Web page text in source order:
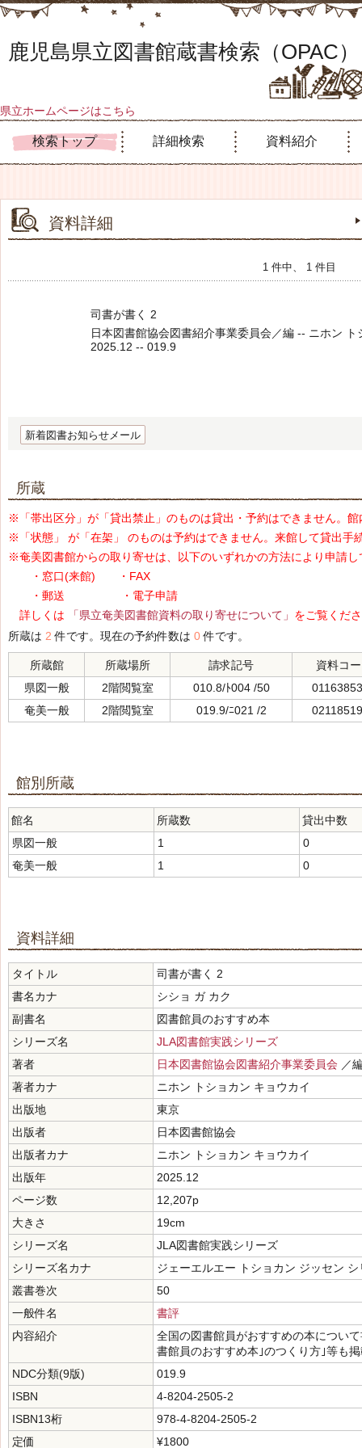
鹿児島県立図書館蔵書検索（OPAC）
県立ホームページはこちら
検索トップ 詳細検索 資料紹介
資料詳細
1 件中、 1 件目
司書が書く 2
日本図書館協会図書紹介事業委員会／編 -- ニホン
2025.12 -- 019.9
新着図書お知らせメール
所蔵
※「帯出区分」が「貸出禁止」のものは貸出・予約はできません。
※「状態」 が「在架」 のものは予約はできません。来館して貸出手
※奄美図書館からの取り寄せは、以下のいずれかの方法により申請し
・窓口(来館) ・FAX
・郵送 ・電子申請
詳しくは
「県立奄美図書館資料の取り寄せについて」 をご覧くだ
所蔵は 2 件です。現在の予約件数は 0件です。
所蔵館 所蔵場所 請求記号
資料コ
県図一般
2階閲覧室 010.8/ﾄ004 /50
奄美一般
2階閲覧室 019.9/ﾆ021 /2
館別所蔵
館名 所蔵数
貸出中数
県図一般
1
0
奄美一般
1 0
資料詳細
タイトル
司書が書く 2
書名カナ
シショ ガ カク
副書名
図書館員のおすすめ本
シリーズ名
JLA図書館実践シリーズ
著者
日本図書館協会図書紹介事業委員会 ／
著者カナ
ニホン トショカン キョウカイ
出版地
東京
出版者
日本図書館協会
出版者カナ
ニホン トショカン キョウカイ
出版年
2025.12
ページ数
12,207p
大きさ
19cm
シリーズ名
JLA図書館実践シリーズ
シリーズ名カナ
ジェーエルエー トショカン ジッセン シ
叢書巻次
50
一般件名
書評
内容紹介
全国の図書館員がおすすめの本につい
書館員のおすすめ本｣のつくり方｣等も
NDC分類(9版)
019.9
ISBN
4-8204-2505-2
ISBN13桁
978-4-8204-2505-2
定価
¥1800